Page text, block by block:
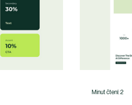
Minut čtení: 2